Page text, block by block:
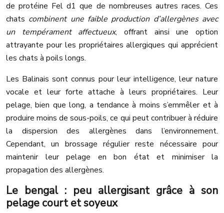
de protéine Fel d1 que de nombreuses autres races. Ces
chats combinent une faible production d’allergènes avec
un tempérament affectueux, offrant ainsi une option
attrayante pour les propriétaires allergiques qui apprécient
les chats à poils longs.
Les Balinais sont connus pour leur intelligence, leur nature
vocale et leur forte attache à leurs propriétaires. Leur
pelage, bien que long, a tendance à moins s’emmêler et à
produire moins de sous-poils, ce qui peut contribuer à réduire
la dispersion des allergènes dans l’environnement.
Cependant, un brossage régulier reste nécessaire pour
maintenir leur pelage en bon état et minimiser la
propagation des allergènes.
Le bengal : peu allergisant grâce à son
pelage court et soyeux